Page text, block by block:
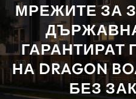
МРЕЖИТЕ ЗА
ГАРАНТИРАТ
НА DRAGON
БЕЗ